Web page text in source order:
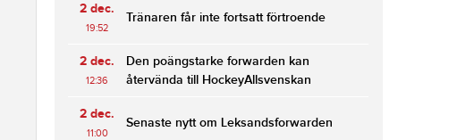
2 dec.
19:52
Tränaren får inte fortsatt förtroende
2 dec.
12:36
Den poängstarke forwarden kan
återvända till HockeyAllsvenskan
2 dec.
11:00
Senaste nytt om Leksandsforwarden